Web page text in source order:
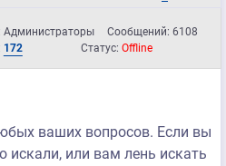
Администраторы Сообщений: 6108
172 Статус:Offline
ваших вопросов. Если вы
искали, или вам лень искать